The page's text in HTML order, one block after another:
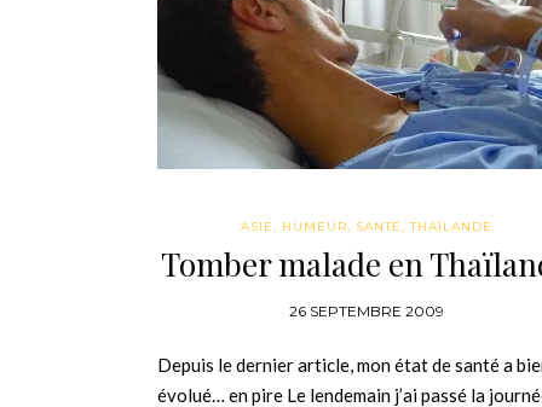
ASIE, HUMEUR, SANTÉ,THAÏLANDE
Tomber malade en
26 SEPTEMBRE 2009
Depuis le dernier article, mon état de santé a
évolué… en pire Le lendemain j’ai passé la